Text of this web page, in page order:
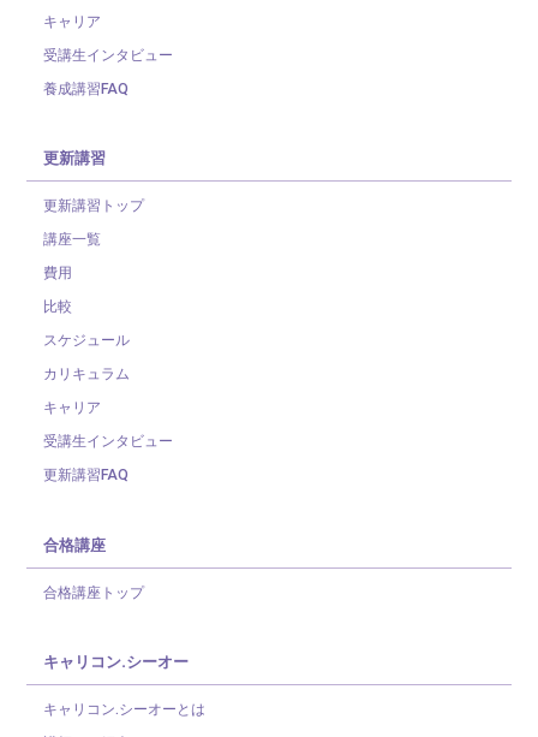
キャリア
受講生インタビュー
養成講習FAQ
更新講習
更新講習トップ
講座一覧
費用
比較
スケジュール
カリキュラム
キャリア
受講生インタビュー
更新講習FAQ
合格講座
合格講座トップ
キャリコン.シーオー
キャリコン.シーオーとは